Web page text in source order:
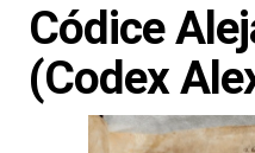
Códice
(Codex